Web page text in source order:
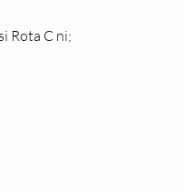
Rota C ni;